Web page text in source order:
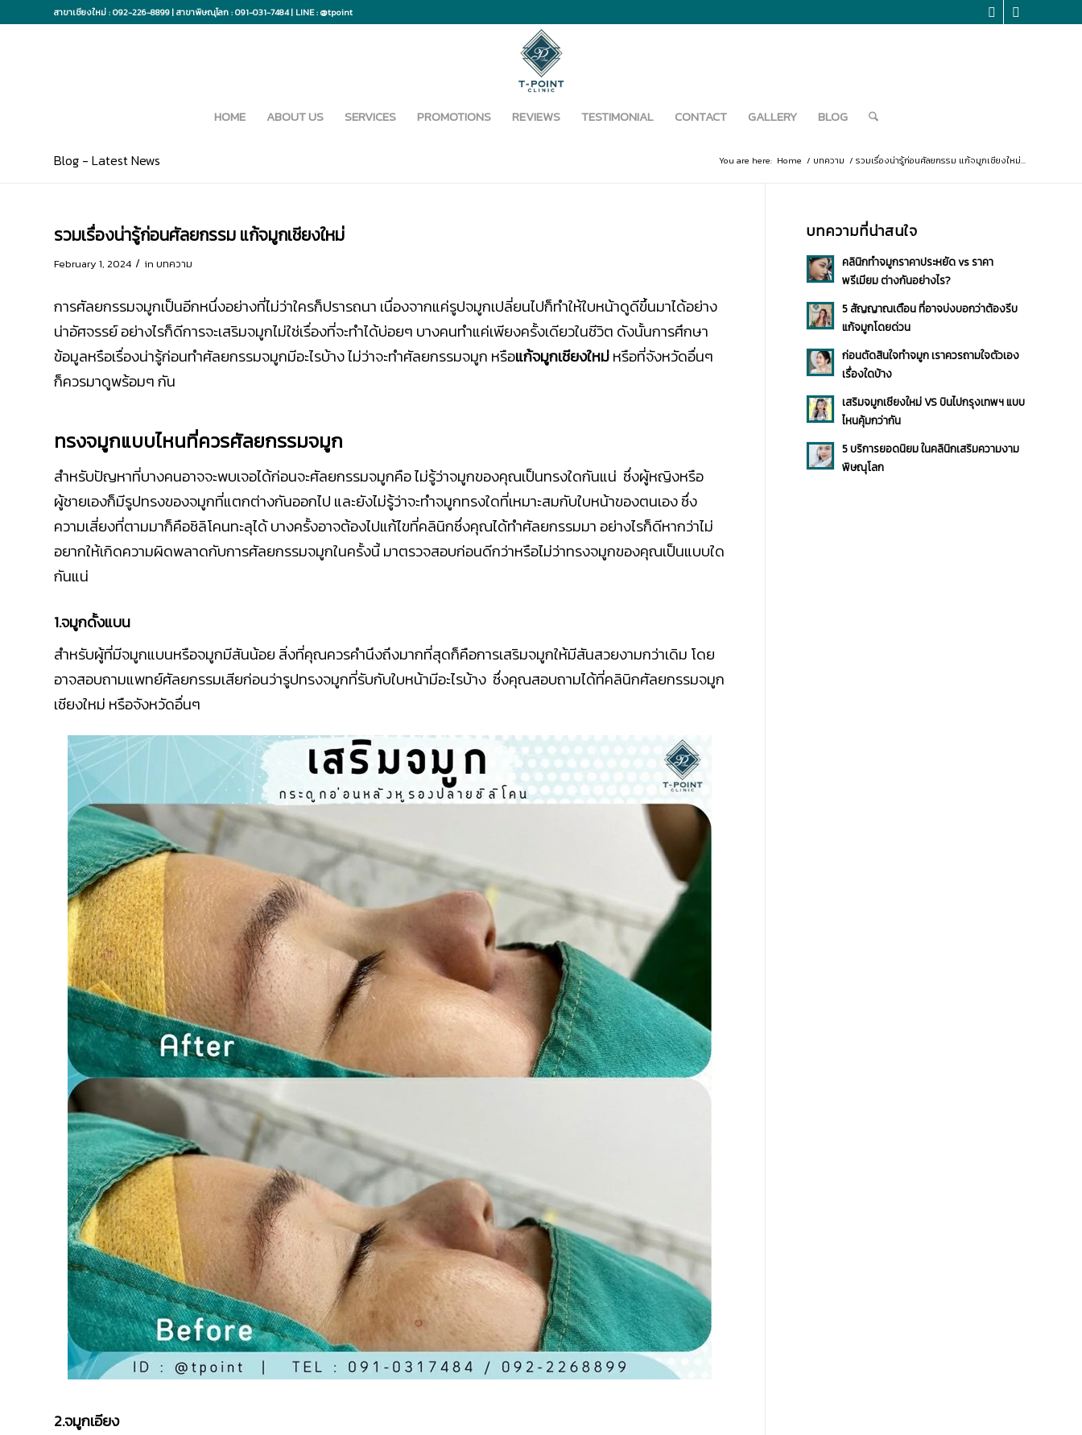
สาขาเชียงใหม่ : 092-226-8899 | สาขาพิษณุโลก : 091-031-7484 | LINE : @tpoint
HOME ABOUT US SERVICES PROMOTIONS REVIEWS TESTIMONIAL CONTACT GALLERY BLOG
Blog - Latest News You are here: Home / บทความ / รวมเรื่องน่ารู้ก่อนศัลยกรรม แก้จมูกเชียงใหม่...
รวมเรื่องน่ารู้ก่อนศัลยกรรม แก้จมูกเชียงใหม่
February 1, 2024 / in บทความ
การศัลยกรรมจมูกเป็นอีกหนึ่งอย่างที่ไม่ว่าใครก็ปรารถนา เนื่องจากแค่รูปจมูกเปลี่ยนไปก็ทำให้ใบหน้าดูดีขึ้นมาได้อย่าง
น่าอัศจรรย์ อย่างไรก็ดีการจะเสริมจมูกไม่ใช่เรื่องที่จะทำได้บ่อยๆ บางคนทำแค่เพียงครั้งเดียวในชีวิต ดังนั้นการศึกษา
ข้อมูลหรือเรื่องน่ารู้ก่อนทำศัลยกรรมจมูกมีอะไรบ้าง ไม่ว่าจะทำศัลยกรรมจมูก หรือแก้จมูกเชียงใหม่หรือที่จังหวัดอื่นๆ
ก็ควรมาดูพร้อมๆ กัน
ทรงจมูกแบบไหนที่ควรศัลยกรรมจมูก
สำหรับปัญหาที่บางคนอาจจะพบเจอได้ก่อนจะศัลยกรรมจมูกคือ ไม่รู้ว่าจมูกของคุณเป็นทรงใดกันแน่ ซึ่งผู้หญิงหรือ
ผู้ชายเองก็มีรูปทรงของจมูกที่แตกต่างกันออกไป และยังไม่รู้ว่าจะทำจมูกทรงใดที่เหมาะสมกับใบหน้าของตนเอง ซึ่ง
ความเสี่ยงที่ตามมาก็คือซิลิโคนทะลุได้ บางครั้งอาจต้องไปแก้ไขที่คลินิกซึ่งคุณได้ทำศัลยกรรมมา อย่างไรก็ดีหากว่าไม่
อยากให้เกิดความผิดพลาดกับการศัลยกรรมจมูกในครั้งนี้ มาตรวจสอบก่อนดีกว่าหรือไม่ว่าทรงจมูกของคุณเป็นแบบใด
กันแน่
1.จมูกดั้งแบน
สำหรับผู้ที่มีจมูกแบนหรือจมูกมีสันน้อย สิ่งที่คุณควรคำนึงถึงมากที่สุดก็คือการเสริมจมูกให้มีสันสวยงามกว่าเดิม โดย
อาจสอบถามแพทย์ศัลยกรรมเสียก่อนว่ารูปทรงจมูกที่รับกับใบหน้ามีอะไรบ้าง ซึ่งคุณสอบถามได้ที่คลินิกศัลยกรรมจมูก
เชียงใหม่ หรือจังหวัดอื่นๆ
2.จมูกเอียง
บทความที่น่าสนใจ
คลินิกทำจมูกราคาประหยัด vs ราคา
พรีเมียม ต่างกันอย่างไร?
5 สัญญาณเตือน ที่อาจบ่งบอกว่าต้องรีบ
แก้จมูกโดยด่วน
ก่อนตัดสินใจทำจมูก เราควรถามใจตัวเอง
เรื่องใดบ้าง
เสริมจมูกเชียงใหม่ VS บินไปกรุงเทพฯ แบบ
ไหนคุ้มกว่ากัน
5 บริการยอดนิยม ในคลินิกเสริมความงาม
พิษณุโลก